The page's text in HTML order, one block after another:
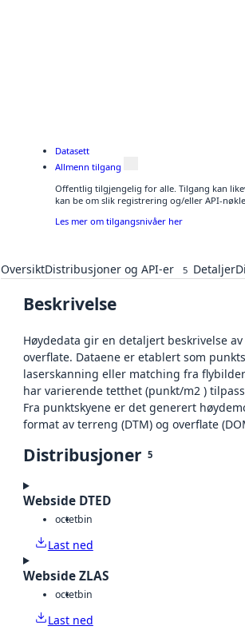
Datasett
Allmenn tilgang
Offentlig tilgjengelig for alle. Tilgang kan
kan be om slik registrering og/eller API-
Les mer om tilgangsnivåer her
OversiktDistribusjoner og API-er 5 Detaljer
Beskrivelse
Høydedata gir en detaljert beskrivelse
overflate. Dataene er etablert som
laserskanning eller matching fra
har varierende tetthet (punkt/m2 )
Fra punktskyene er det generert
format av terreng (DTM) og overflate
Distribusjoner 5
Webside DTED
octetbin
Last ned
Webside ZLAS
octetbin
Last ned